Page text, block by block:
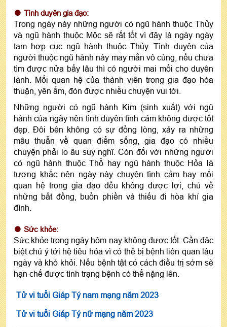
Tình duyên gia đạo:
Trong ngày này những người có ngũ hành thuộc Thủy
và ngũ hành thuộc Mộc sẽ rất tốt vì đây là ngày ngày
tam hợp cục ngũ hành thuộc Thủy. Tình duyên của
người thuộc ngũ hành này may mắn vô cùng, nếu chưa
tìm được nửa bấy lâu thì có người mai mối cho duyên
lành. Mối quan hệ của thành viên trong gia đạo hòa
thuận, yên ấm, đón được nhiều chuyện vui tới.
Những người có ngũ hành Kim (sinh xuất) với ngũ
hành của ngày nên tình duyên tình cảm không được tốt
đẹp. Đôi bên không có sự đồng lòng, xảy ra những
mâu thuẫn về quan điểm sống, gia đạo có nhiều
chuyện phải lo âu suy nghĩ. Còn đối với những người
có ngũ hành thuộc Thổ hay ngũ hành thuộc Hỏa là
tương khắc nên ngày này chuyện tình cảm hay mối
quan hệ trong gia đạo đều không được lợi, chủ về
những bất đồng, buồn phiền và thiếu đi hòa khí gia
đình.
Sức khỏe:
Sức khỏe trong ngày hôm nay không được tốt. Cần đặc
biệt chú ý tới hệ tiêu hóa vì có thể bị bệnh liên quan lâu
ngày và khó khỏi. Nếu bệnh tật có cách điều trị sớm sẽ
hạn chế được tình trạng bệnh có thể nặng lên.
Tử vi tuổi Giáp Tý nam mạng năm 2023
Tử vi tuổi Giáp Tý nữ mạng năm 2023